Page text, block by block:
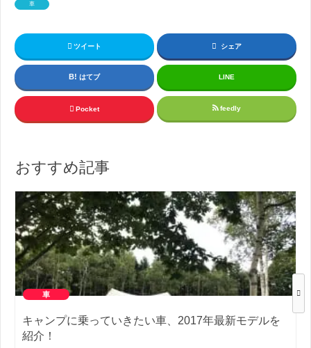
車
ツイート シェア
はてブ LINE
Pocket feedly
おすすめ記事
車
キャンプに乗っていきたい車、2017年最新モデルを
紹介！